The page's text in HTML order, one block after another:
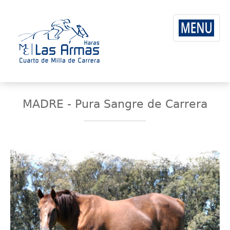
MADRE - Pura Sangre de Carrera